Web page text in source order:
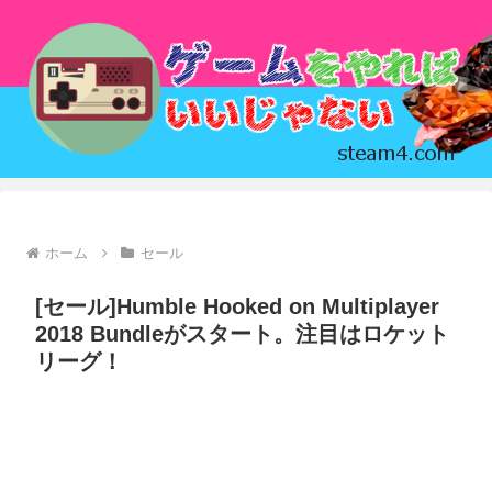
ホーム セール
[セール]Humble Hooked on Multiplayer
2018 Bundleがスタート。注目はロケット
リーグ！